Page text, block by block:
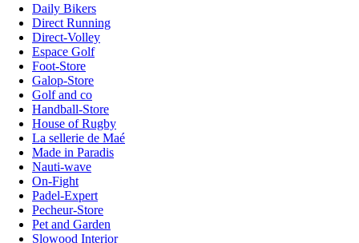
Daily Bikers
Direct Running
Direct-Volley
Espace Golf
Foot-Store
Galop-Store
Golf and co
Handball-Store
House of Rugby
La sellerie de Maé
Made in Paradis
Nauti-wave
On-Fight
Padel-Expert
Pecheur-Store
Pet and Garden
Slowood Interior